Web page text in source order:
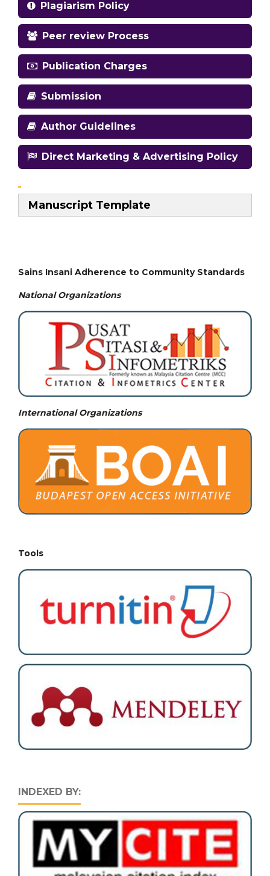
Plagiarism Policy
Peer review Process
Publication Charges
Submission
Author Guidelines
Direct Marketing & Advertising Policy
Manuscript Template
Sains Insani Adherence to Community Standards
National Organizations
International Organizations
Tools
INDEXED BY: